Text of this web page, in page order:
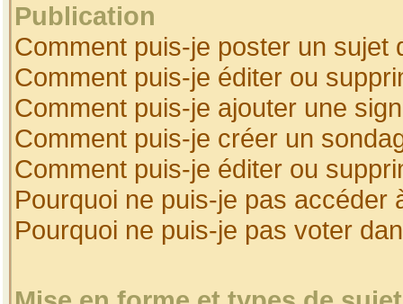
Publication
Comment puis-je poster un sujet
Comment puis-je éditer ou
Comment puis-je ajouter une
Comment puis-je créer un
Comment puis-je éditer ou
Pourquoi ne puis-je pas accéder
Pourquoi ne puis-je pas voter